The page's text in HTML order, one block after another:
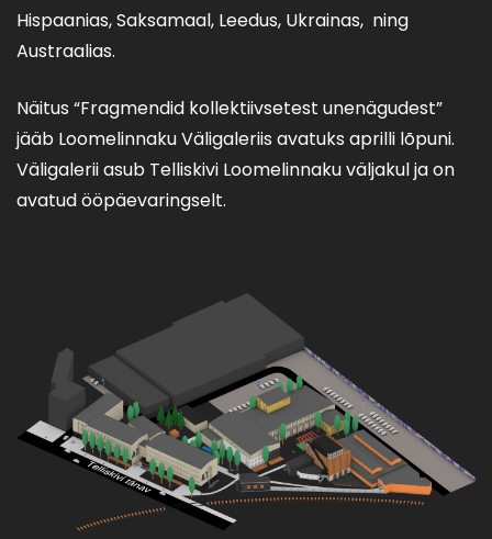
Hispaanias, Saksamaal, Leedus, Ukrainas, ning
Austraalias.
Näitus “Fragmendid kollektiivsetest unenägudest”
jääb Loomelinnaku Väligaleriis avatuks aprilli lõpuni.
Väligalerii asub Telliskivi Loomelinnaku väljakul ja on
avatud ööpäevaringselt.